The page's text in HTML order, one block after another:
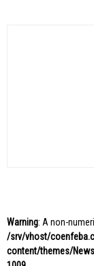
Warning: A non-
/srv/vhost/
content/themes/